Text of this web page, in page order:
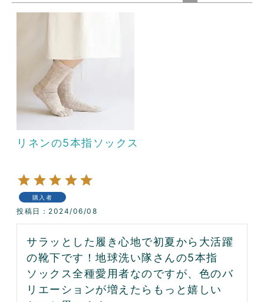
リネンの5本指ソックス
購入者
投稿日 2024/06/08
サラッとした履き心地で初夏から大活躍
の靴下です！地球洗い隊さんの5本指
ソックス全種愛用者なのですが、色のバ
リエーションが増えたらもっと嬉しい